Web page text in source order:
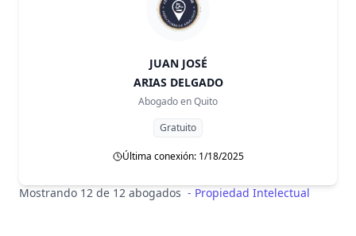
JUAN JOSÉ
ARIAS DELGADO
Abogado enQuito
Gratuito
Última conexión: 1/18/2025
Mostrando 12 de 12 abogados - Propiedad Intelectual